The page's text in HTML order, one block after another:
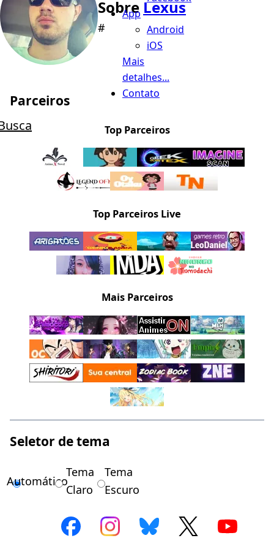
App
Android
iOS
Mais
detalhes...
Contato
Sobre Lexus
#
Parceiros
Top Parceiros
Top Parceiros Live
Mais Parceiros
Seletor de tema
Automático
Tema
Claro
Tema
Escuro